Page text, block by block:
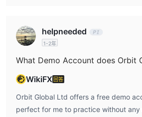
helpneeded
1-2年
What Demo Account does Orbit
WikiFX 回答
Orbit Global Ltd offers a free demo
perfect for me to practice without any